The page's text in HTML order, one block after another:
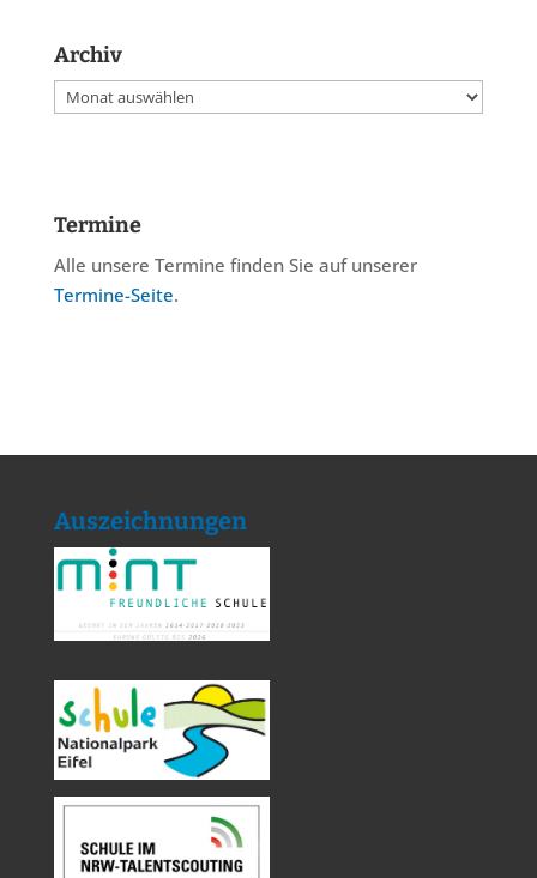
Archiv
Archiv
Termine
Alle unsere Termine finden Sie auf unserer
Termine-Seite.
Auszeichnungen